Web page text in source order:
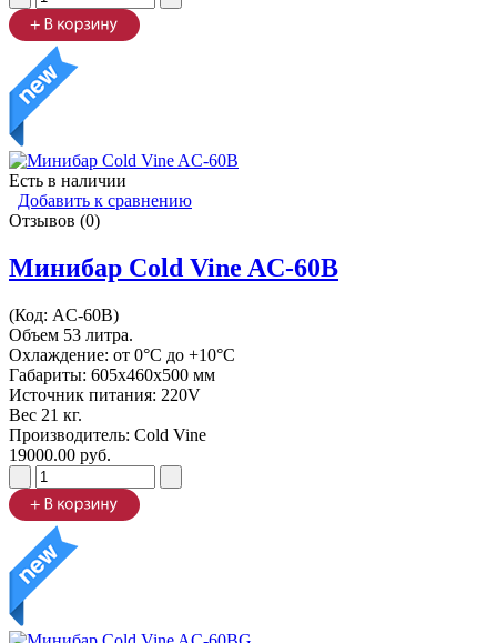
Есть в наличии
Добавить к сравнению
Отзывов (0)
Минибар Cold Vine AC-60B
(Код: AC-60B)
Объем 53 литра.
Охлаждение: от 0°C до +10°C
Габариты: 605х460х500 мм
Источник питания: 220V
Вес 21 кг.
Производитель: Cold Vine
19000.00 руб.